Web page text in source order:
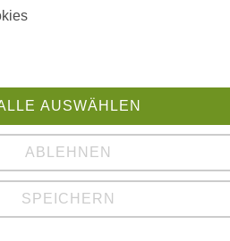
Meuron,
CH-
"Das Rehab
Basel von
AUSWÄHLEN
ABLEHNEN
SPEICHERN